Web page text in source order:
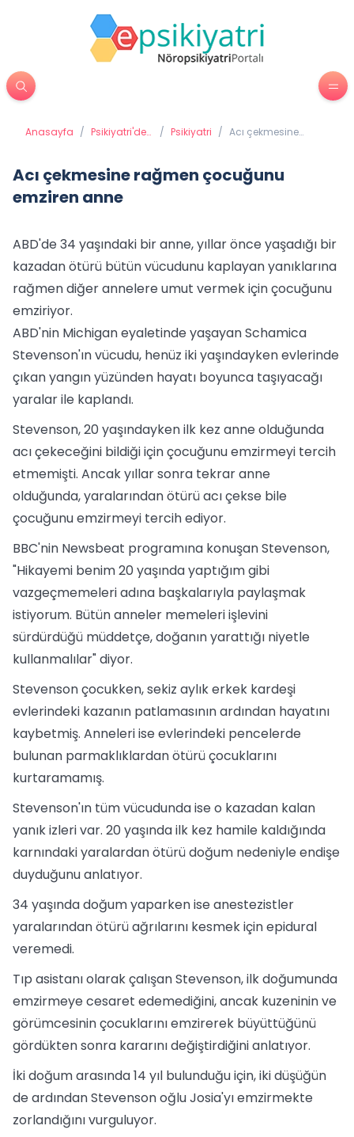
Anasayfa / Psikiyatri'de
/ Psikiyatri / Acı çekmesine
Acı çekmesine rağmen çocuğunu
emziren anne
ABD'de 34 yaşındaki bir anne, yıllar önce yaşadığı bir
kazadan ötürü bütün vücudunu kaplayan yanıklarına
rağmen diğer annelere umut vermek için çocuğunu
emziriyor.
ABD'nin Michigan eyaletinde yaşayan Schamica
Stevenson'ın vücudu, henüz iki yaşındayken evlerinde
çıkan yangın yüzünden hayatı boyunca taşıyacağı
yaralar ile kaplandı.
Stevenson, 20 yaşındayken ilk kez anne olduğunda
acı çekeceğini bildiği için çocuğunu emzirmeyi tercih
etmemişti. Ancak yıllar sonra tekrar anne
olduğunda, yaralarından ötürü acı çekse bile
çocuğunu emzirmeyi tercih ediyor.
BBC'nin Newsbeat programına konuşan Stevenson,
"Hikayemi benim 20 yaşında yaptığım gibi
vazgeçmemeleri adına başkalarıyla paylaşmak
istiyorum. Bütün anneler memeleri işlevini
sürdürdüğü müddetçe, doğanın yarattığı niyetle
kullanmalılar" diyor.
Stevenson çocukken, sekiz aylık erkek kardeşi
evlerindeki kazanın patlamasının ardından hayatını
kaybetmiş. Anneleri ise evlerindeki pencelerde
bulunan parmaklıklardan ötürü çocuklarını
kurtaramamış.
Stevenson'ın tüm vücudunda ise o kazadan kalan
yanık izleri var. 20 yaşında ilk kez hamile kaldığında
karnındaki yaralardan ötürü doğum nedeniyle endişe
duyduğunu anlatıyor.
34 yaşında doğum yaparken ise anestezistler
yaralarından ötürü ağrılarını kesmek için epidural
veremedi.
Tıp asistanı olarak çalışan Stevenson, ilk doğumunda
emzirmeye cesaret edemediğini, ancak kuzeninin ve
görümcesinin çocuklarını emzirerek büyüttüğünü
gördükten sonra kararını değiştirdiğini anlatıyor.
İki doğum arasında 14 yıl bulunduğu için, iki düşüğün
de ardından Stevenson oğlu Josia'yı emzirmekte
zorlandığını vurguluyor.